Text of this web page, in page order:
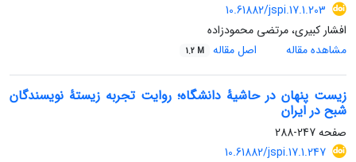
10.61882/jspi.17.1.203
افشار کبیری، مرتضی محمودزاده
مشاهده مقاله
اصل مقاله 1.2 M
زیست پنهان در حاشیۀ دانشگاه؛ روایت تجربه زیستۀ نویسندگان
شبح در ایران
صفحه247-288
10.61882/jspi.17.1.247